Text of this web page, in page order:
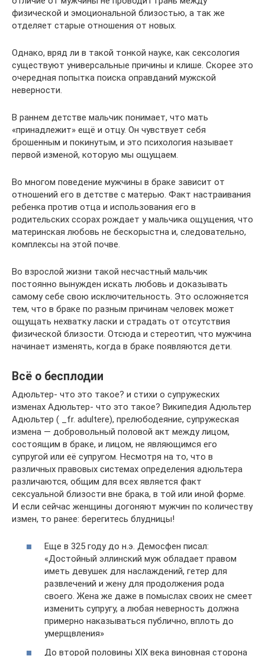
физической и эмоциональной близостью, а так же
отделяет старые отношения от новых.
Однако, вряд ли в такой тонкой науке, как сексология
существуют универсальные причины и клише. Скорее это
очередная попытка поиска оправданий мужской
неверности.
В раннем детстве мальчик понимает, что мать
«принадлежит» ещё и отцу. Он чувствует себя
брошенным и покинутым, и это психология называет
первой изменой, которую мы ощущаем.
Во многом поведение мужчины в браке зависит от
отношений его в детстве с матерью. Факт настраивания
ребенка против отца и использования его в
родительских ссорах рождает у мальчика ощущения, что
материнская любовь не бескорыстна и, следовательно,
комплексы на этой почве.
Во взрослой жизни такой несчастный мальчик
постоянно вынужден искать любовь и доказывать
самому себе свою исключительность. Это осложняется
тем, что в браке по разным причинам человек может
ощущать нехватку ласки и страдать от отсутствия
физической близости. Отсюда и стереотип, что мужчина
начинает изменять, когда в браке появляются дети.
Всё о бесплодии
Адюльтер- что это такое? и стихи о супружеских
изменах Адюльтер- что это такое? Википедия Адюльтер
Адюльтер ( _fr. adultere), прелюбодеяние, супружеская
измена — добровольный половой акт между лицом,
состоящим в браке, и лицом, не являющимся его
супругой или её супругом. Несмотря на то, что в
различных правовых системах определения адюльтера
различаются, общим для всех является факт
сексуальной близости вне брака, в той или иной форме.
И если сейчас женщины догоняют мужчин по количеству
измен, то ранее: берегитесь блудницы!
Еще в 325 году до н.э. Демосфен писал:
«Достойный эллинский муж обладает правом
иметь девушек для наслаждений, гетер для
развлечений и жену для продолжения рода
своего. Жена же даже в помыслах своих не смеет
изменить супругу, а любая неверность должна
примерно наказываться публично, вплоть до
умерщвления»
До второй половины XIX века виновная сторона